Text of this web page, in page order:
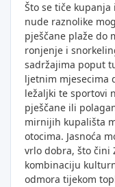
Što se tiče
nude raznolike
pješčane plaže do
ronjenje i
sadržajima poput
ljetnim mjesecima
ležaljki te sportovi
pješčane ili
mirnijih kupališta
otocima. Jasnoća
vrlo dobra, što čini
kombinaciju
odmora tijekom